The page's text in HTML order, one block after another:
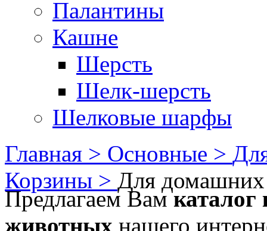
Палантины
Кашне
Шерсть
Шелк-шерсть
Шелковые шарфы
Главная > Основные >
Корзины > Для
Предлагаем Вам
животных нашего